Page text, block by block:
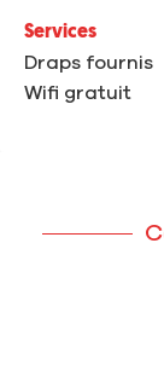
Services
Draps fournis
Wifi gratuit